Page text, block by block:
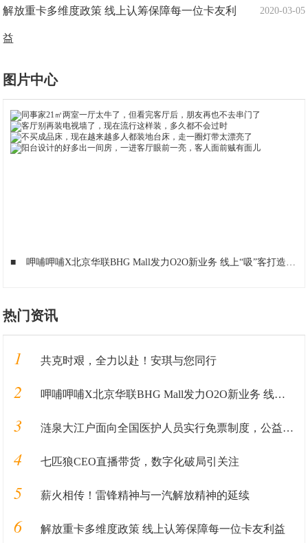
2020-03-05
解放重卡多维度政策 线上认筹保障每一位卡友利
益
图片中心
■ 呷哺呷哺X北京华联BHG Mall发力O2O新业务 线上“吸”客打造跨界新模式
热门资讯
1 共克时艰，全力以赴！安琪与您同行
2 呷哺呷哺X北京华联BHG Mall发力O2O新业务 线上“吸”客打造跨界新模式
3 涟泉大江户面向全国医护人员实行免票制度，公益捐款助力疫后重建
4 七匹狼CEO直播带货，数字化破局引关注
5 薪火相传！雷锋精神与一汽解放精神的延续
6 解放重卡多维度政策 线上认筹保障每一位卡友利益